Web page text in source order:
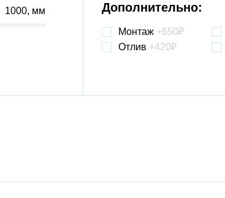
1000 Дополнительно:
Монтаж +650₽
Отлив +420₽